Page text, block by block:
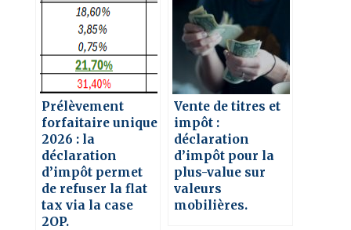
Prélèvement
forfaitaire unique
2026 : la
déclaration
d’impôt permet
de refuser la flat
tax via la case
2OP.
Vente de titres et
impôt :
déclaration
d’impôt pour la
plus-value sur
valeurs
mobilières.